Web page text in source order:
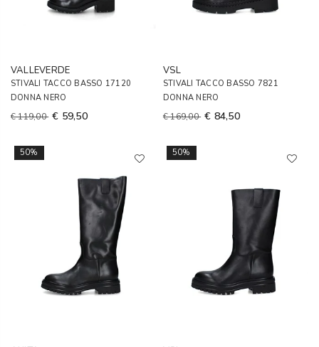
VALLEVERDE
STIVALI TACCO BASSO 17120
DONNA NERO
€ 119,00 € 59,50
VSL
STIVALI TACCO BASSO 7821
DONNA NERO
€ 169,00 € 84,50
50% 50%